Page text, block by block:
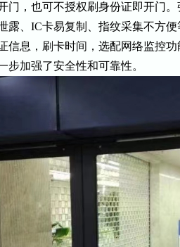
门，也可不授权刷身份证即开门
露、IC卡易复制、指纹采集不方
信息，刷卡时间，选配网络监控
步加强了安全性和可靠性。